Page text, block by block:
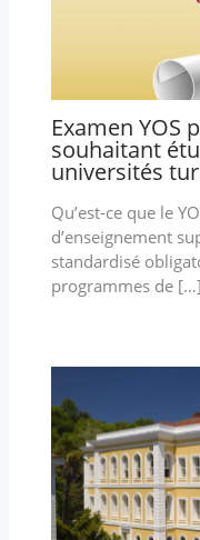
Examen YOS
souhaitant
universités
Qu’est-ce que le
d’enseignement
standardisé
programmes de […]